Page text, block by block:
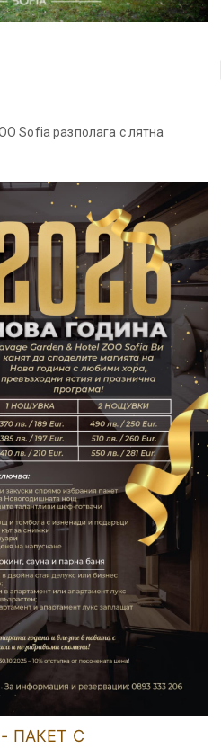
Sofia разполага с лятна
ПАКЕТ С